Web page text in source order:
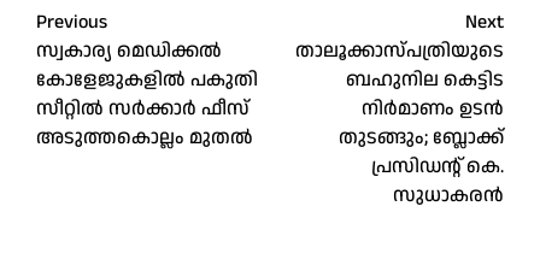
Post
navigation
Previous
സ്വകാര്യ മെഡിക്കൽ
കോളേജുകളിൽ പകുതി
സീറ്റിൽ സർക്കാർ ഫീസ്
അടുത്തകൊല്ലം മുതൽ
Next
താലൂക്കാസ്പത്രിയുടെ
ബഹുനില കെട്ടിട
നിർമാണം ഉടൻ
തുടങ്ങും; ബ്ലോക്ക്
പ്രസിഡന്റ് കെ.
സുധാകരൻ